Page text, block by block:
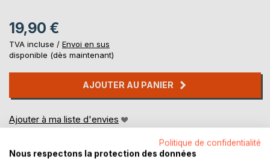
19,90 €
TVA incluse / Envoi en sus
disponible (dès maintenant)
AJOUTER AU PANIER
Ajouter à ma liste d'envies
Politique de confidentialité
Nous respectons la protection des données